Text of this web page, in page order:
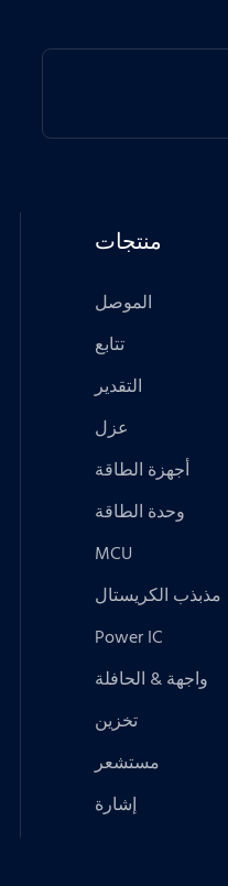
منتجات
الموصل
تتابع
التقدير
عزل
أجهزة الطاقة
وحدة الطاقة
MCU
مذبذب الكريستال
Power IC
واجهة & الحافلة
تخزين
مستشعر
إشارة